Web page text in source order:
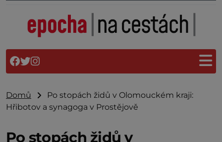
Domů
Po stopách židů v Olomouckém kraji:
Hřibotov a synagoga v Prostějově
Po stopách židů v